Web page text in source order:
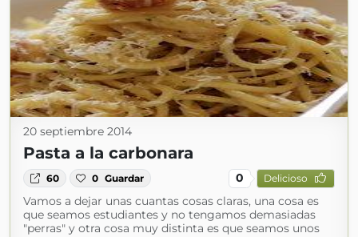
20 septiembre 2014
Pasta a la carbonara
60 0 Guardar 0 Delicioso
Vamos a dejar unas cuantas cosas claras, una cosa es
que seamos estudiantes y no tengamos demasiadas
"perras" y otra cosa muy distinta es que seamos unos